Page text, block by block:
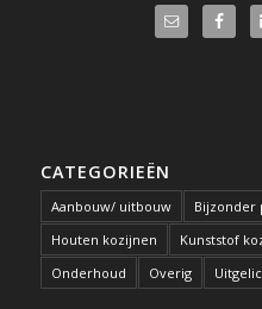
CATEGORIEËN
Aanbouw/ uitbouw Bijzonder
Houten kozijnen
Kunststof
Onderhoud
Overig